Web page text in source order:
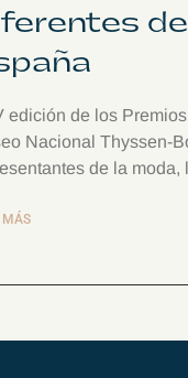
edición de los
Nacional Thyssen-
de la moda,
MÁS